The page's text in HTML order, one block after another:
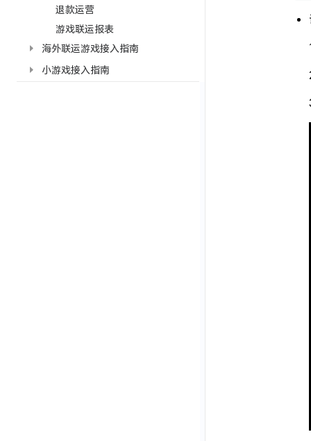
退款运营
游戏联运报表
海外联运游戏接入指南
小游戏接入指南